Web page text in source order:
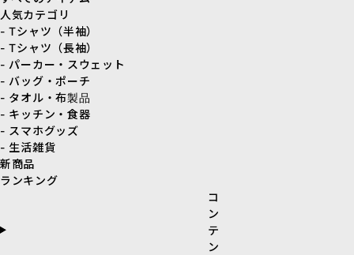
人気カテゴリ
- Tシャツ（半袖）
- Tシャツ（長袖）
- パーカー・スウェット
- バッグ・ポーチ
- タオル・布製品
- キッチン・食器
- スマホグッズ
- 生活雑貨
新商品
ランキング
コ
ン
テ
ン